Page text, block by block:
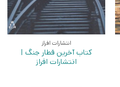
انتشارات افراز
کتاب آخرین قطار جنگ |
انتشارات افراز